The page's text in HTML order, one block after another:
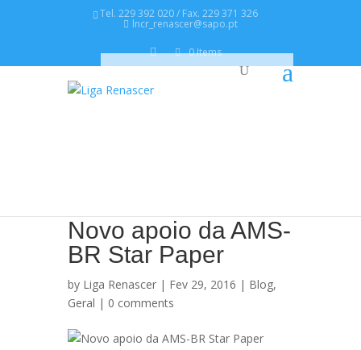
Tel. 229 392 020 / Fax. 229 371 326
lncr_renascer@sapo.pt
0 Items
Novo apoio da AMS-
BR Star Paper
by Liga Renascer | Fev 29, 2016 | Blog,
Geral | 0 comments